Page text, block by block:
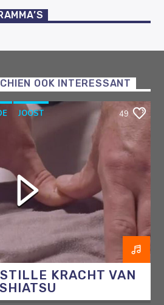
OOK INTERESSANT
JOOST
RAZO & ZORG
49
KRACHT VAN
SHIATSU